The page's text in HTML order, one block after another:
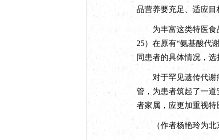
品营养要充足、适应目
为丰富这类特医食品
25）在原有“氨基酸代
同患者的具体情况，选
对于罕见遗传代谢病
管，为患者筑起了一
者家属，应更加重视特
（作者杨艳玲为北京